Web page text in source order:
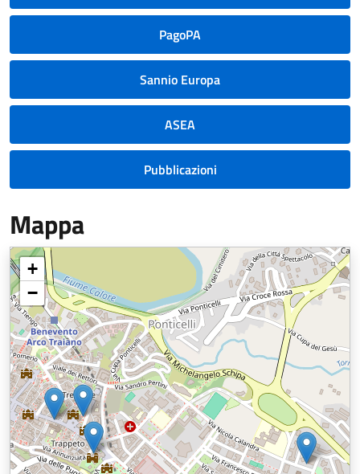
PagoPA
Sannio Europa
ASEA
Pubblicazioni
Mappa
+
−